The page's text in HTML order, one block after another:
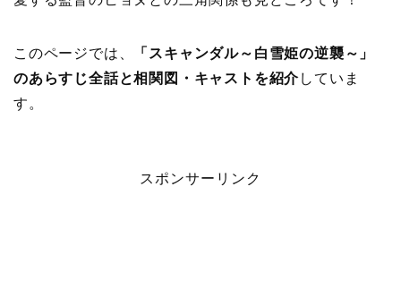
このページでは、
「スキャンダル～白雪姫の逆襲～」
のあらすじ全話と相関図・キャストを紹介していま
す。
スポンサーリンク